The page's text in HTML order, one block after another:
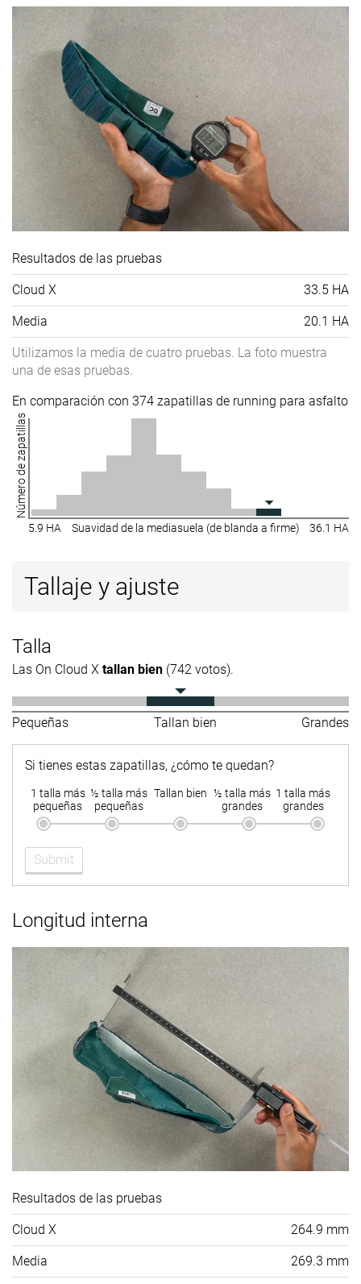
Resultados de las pruebas
Cloud X 33.5 HA
Media 20.1 HA
Utilizamos la media de cuatro pruebas. La foto muestra
una de esas pruebas.
En comparación con 374 zapatillas de running para asfalto
Número de zapatillas
5.9 HA Suavidad de la mediasuela (de blanda a firme) 36.1 HA
Tallaje y ajuste
Talla
Las On Cloud X tallan bien (742 votos).
Pequeñas Tallan bien Grandes
Si tienes estas zapatillas, ¿cómo te quedan?
1 talla más
pequeñas
½ talla más
pequeñas
Tallan bien ½ talla más
grandes
1 talla más
grandes
Submit
Longitud interna
Resultados de las pruebas
Cloud X 264.9 mm
Media 269.3 mm